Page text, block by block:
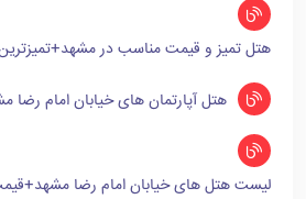
هتل تمیز و قیمت مناسب در مشهد+تمیزترین
هتل آپارتمان های خیابان امام رضا مشهد+تا
لیست هتل های خیابان امام رضا